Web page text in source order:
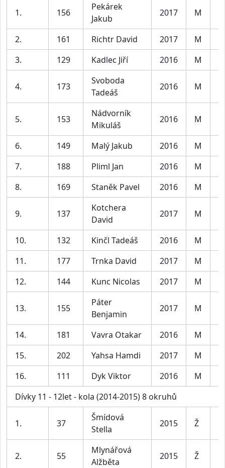
1. 156
Pekárek
Jakub
2017 M
2. 161 Richtr David 2017 M
3.
129 Kadlec Jiří 2016 M
4. 173
Svoboda
Tadeáš
2016 M
5. 153
Nádvorník
Mikuláš
2016 M
6. 149 Malý Jakub 2016 M
7.
188 Pliml Jan 2016 M
8.
169 Staněk Pavel 2016 M
9. 137
Kotchera
David
2017 M
10. 132 Kinčl Tadeáš 2016 M
11.
177 Trnka David 2017 M
12.
144 Kunc Nicolas 2017 M
13. 155
Páter
Benjamin
2017 M
14. 181 Vavra Otakar 2016 M
15.
202 Yahsa Hamdi 2017 M
16.
111 Dyk Viktor 2016 M
Dívky 11 - 12let - kola (2014-2015) 8 okruhů
1. 37
Šmídová
Stella
2015 Ž
2. 55
Mlynářová
Alžběta
2015 Ž